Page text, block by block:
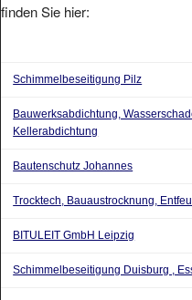
finden Sie hier:
Schimmelbeseitigung Pilz
Bauwerksabdichtung,
Kellerabdichtung
Bautenschutz Johannes
Trocktech, Bauaustrocknung,
BITULEIT GmbH Leipzig
Schimmelbeseitigung Duisburg ,